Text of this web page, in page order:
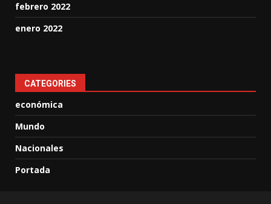
febrero 2022
enero 2022
CATEGORIES
económica
Mundo
Nacionales
Portada